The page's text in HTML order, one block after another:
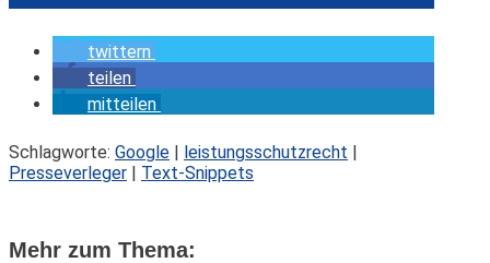
twittern
teilen
mitteilen
Schlagworte: Google | leistungsschutzrecht |
Presseverleger | Text-Snippets
Mehr zum Thema: